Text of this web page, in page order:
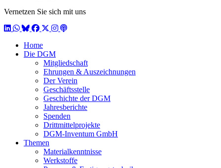
Vernetzen Sie sich mit uns
LinkedIn
WhatsApp
BlueSky
Facebook
X / Twitter
Instagram
Podcast
Home
Die DGM
Mitgliedschaft
Ehrungen & Auszeichnungen
Der Verein
Geschäftsstelle
Geschichte der DGM
Jahresberichte
Spenden
Drittmittelprojekte
DGM-Inventum GmbH
Themen
Materialkenntnisse
Werkstoffe